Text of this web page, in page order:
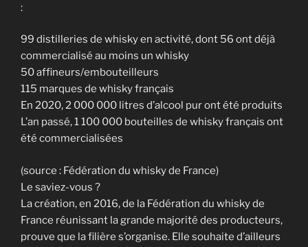
:
99 distilleries de whisky en activité, dont 56 ont déjà
commercialisé au moins un whisky
50 affineurs/embouteilleurs
115 marques de whisky français
En 2020, 2 000 000 litres d’alcool pur ont été produits
L’an passé, 1 100 000 bouteilles de whisky français ont
été commercialisées
(source : Fédération du whisky de France)
Le saviez-vous ?
La création, en 2016, de la Fédération du whisky de
France réunissant la grande majorité des producteurs,
prouve que la filière s’organise. Elle souhaite d’ailleurs